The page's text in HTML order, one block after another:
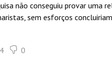
não conseguiu provar uma
sem esforços
4 0